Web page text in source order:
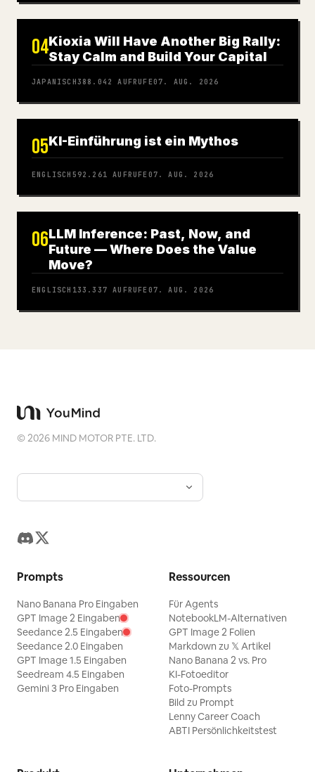
04Kioxia Will Have Another Big Rally:
Stay Calm and Build Your Capital
JAPANISCH388.042 AUFRUFE07. AUG. 2026
05KI-Einführung ist ein Mythos
ENGLISCH 592.261 AUFRUFE 07. AUG. 2026
06LLM Inference: Past, Now, and
Future — Where Does the Value
Move?
ENGLISCH 133.337 AUFRUFE 07. AUG. 2026
©2026 MIND MOTOR PTE. LTD.
Prompts
Nano Banana Pro Eingaben
GPT Image 2 Eingaben
Seedance 2.5 Eingaben
Seedance 2.0 Eingaben
GPT Image 1.5 Eingaben
Seedream 4.5 Eingaben
Gemini 3 Pro Eingaben
Ressourcen
Für Agents
NotebookLM-Alternativen
GPT Image 2 Folien
Markdown zu 𝕏 Artikel
Nano Banana 2 vs. Pro
KI-Fotoeditor
Foto-Prompts
Bild zu Prompt
Lenny Career Coach
ABTI Persönlichkeitstest